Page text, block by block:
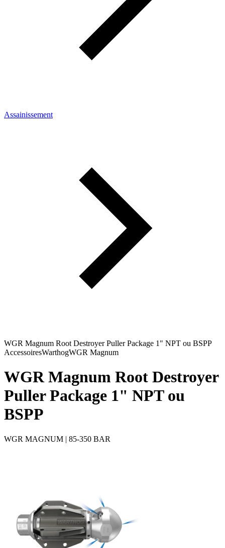
Assainissement
WGR Magnum Root Destroyer Puller Package 1" NPT ou BSPP
AccessoiresWarthogWGR Magnum
WGR Magnum Root Destroyer
Puller Package 1" NPT ou
BSPP
WGR MAGNUM | 85-350 BAR